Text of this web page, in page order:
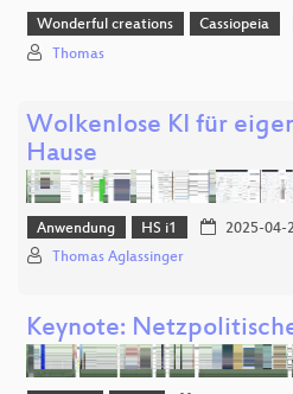
Wonderful creations Cassiopeia
Thomas
Wolkenlose KI für
Hause
Anwendung HS i1 2025-04-
Thomas Aglassinger
Keynote: